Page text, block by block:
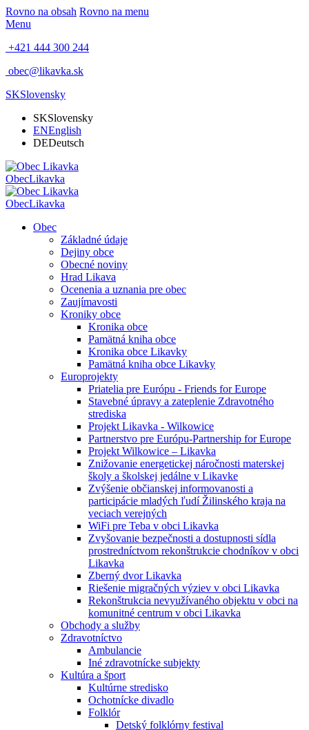
Rovno na obsah Rovno na menu
Menu
+421 444 300 244
obec@likavka.sk
SKSlovensky
SKSlovensky
ENEnglish
DEDeutsch
ObecLikavka
ObecLikavka
Obec
Základné údaje
Dejiny obce
Obecné noviny
Hrad Likava
Ocenenia a uznania pre obec
Zaujímavosti
Kroniky obce
Kronika obce
Pamätná kniha obce
Kronika obce Likavky
Pamätná kniha obce Likavky
Europrojekty
Priatelia pre Európu - Friends for Europe
Stavebné úpravy a zateplenie Zdravotného
strediska
Projekt Likavka - Wilkowice
Partnerstvo pre Európu-Partnership for Europe
Projekt Wilkowice – Likavka
Znižovanie energetickej náročnosti materskej
školy a školskej jedálne v Likavke
Zvýšenie občianskej informovanosti a
participácie mladých ľudí Žilinského kraja na
veciach verejných
WiFi pre Teba v obci Likavka
Zvyšovanie bezpečnosti a dostupnosti sídla
prostredníctvom rekonštrukcie chodníkov v obci
Likavka
Zberný dvor Likavka
Riešenie migračných výziev v obci Likavka
Rekonštrukcia nevyužívaného objektu v obci na
komunitné centrum v obci Likavka
Obchody a služby
Zdravotníctvo
Ambulancie
Iné zdravotnícke subjekty
Kultúra a šport
Kultúrne stredisko
Ochotnícke divadlo
Folklór
Detský folklórny festival